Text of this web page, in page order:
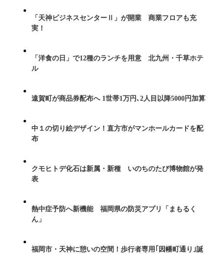
「天神ビジネスセンターⅡ」が開業 商業フロアも充
実！
「洋食の日」で12種のランチを用意 北九州・千草ホテ
ル
遠賀町が商品券配布へ 1世帯1万円､2人目以降5000円加算
中１の切り絵デザイン！直方市がマンホールカードを配
布
クモヒトデ化石は新属・新種 いのちのたび博物館が発
表
熱中症予防へ新機能 福岡県の防災アプリ「まもるく
ん」
福岡市・天神に憩いの空間！歩行者専用｢因幡町通り｣誕